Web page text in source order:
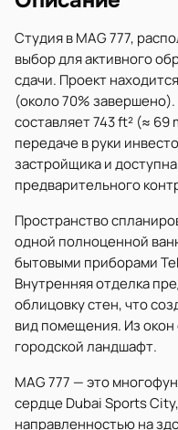
Студия в MAG 777,
выбор для активного
сдачи. Проект
(около 70%
составляет 743 ft² (≈ 69
передаче в руки
застройщика и
предварительного
Пространство
одной полноценной
бытовыми приборами
Внутренняя отделка
облицовку стен, что
вид помещения. Из
городской ландшафт.
MAG 777 — это
сердце Dubai Sports
направленностью на